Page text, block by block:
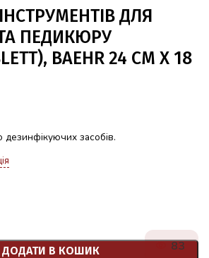
ДЛЯ
ПЕДИКЮРУ
BAEHR 24 СМ Х 18
дезинфікуючих засобів.
ДОДАТИ В КОШИК 83